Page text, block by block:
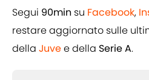
Segui 90min su Facebook,
restare aggiornato sulle
della Juvee della Serie A.